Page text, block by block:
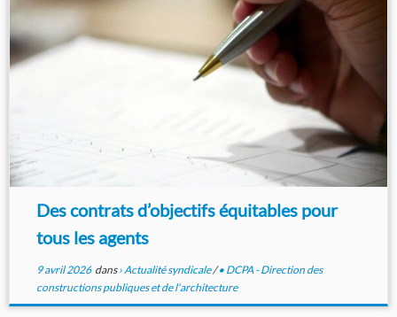
Des contrats d’objectifs équitables pour
tous les agents
9 avril 2026dans› Actualité syndicale/• DCPA - Direction des
constructions publiques et de l'architecture